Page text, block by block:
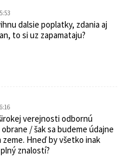
dalsie poplatky, zdania aj
to si uz zapamataju?
verejnosti odbornú
/ šak sa budeme údajne
Hneď by všetko inak
znalostí?